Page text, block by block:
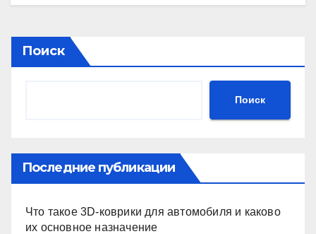
Поиск
Поиск
Последние публикации
Что такое 3D-коврики для автомобиля и каково
их основное назначение